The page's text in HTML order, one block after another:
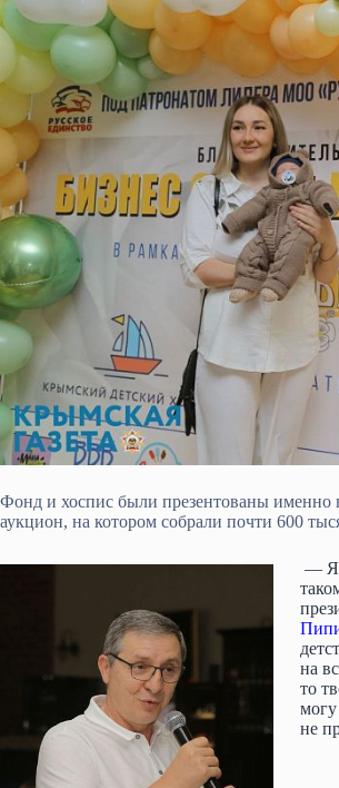
Фонд и хоспис были презентованы именно
аукцион, на котором собрали почти 600
— Я
на
то
не